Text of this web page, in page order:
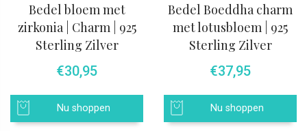
Bedel bloem met
zirkonia | Charm | 925
Sterling Zilver
€30,95
Nu shoppen
Bedel Boeddha charm
met lotusbloem | 925
Sterling Zilver
€37,95
Nu shoppen